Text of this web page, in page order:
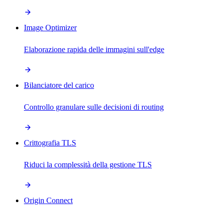
Image Optimizer
Elaborazione rapida delle immagini sull'edge
Bilanciatore del carico
Controllo granulare sulle decisioni di routing
Crittografia TLS
Riduci la complessità della gestione TLS
Origin Connect